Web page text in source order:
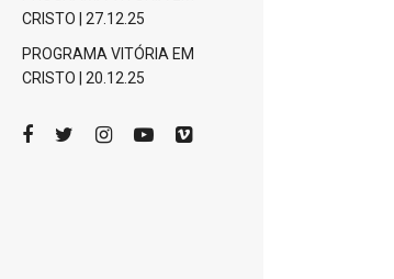
CRISTO | 27.12.25
PROGRAMA VITÓRIA EM
CRISTO | 20.12.25